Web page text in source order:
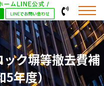
ク塀等撤去費補
5年度）